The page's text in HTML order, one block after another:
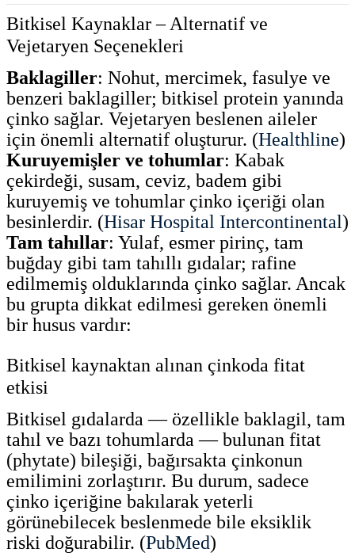
Bitkisel Kaynaklar – Alternatif ve
Vejetaryen Seçenekleri
Baklagiller: Nohut, mercimek, fasulye ve
benzeri baklagiller; bitkisel protein yanında
çinko sağlar. Vejetaryen beslenen aileler
için önemli alternatif oluşturur. (Healthline)
Kuruyemişler ve tohumlar: Kabak
çekirdeği, susam, ceviz, badem gibi
kuruyemiş ve tohumlar çinko içeriği olan
besinlerdir. (Hisar Hospital Intercontinental)
Tam tahıllar: Yulaf, esmer pirinç, tam
buğday gibi tam tahıllı gıdalar; rafine
edilmemiş olduklarında çinko sağlar. Ancak
bu grupta dikkat edilmesi gereken önemli
bir husus vardır:
Bitkisel kaynaktan alınan çinkoda fitat
etkisi
Bitkisel gıdalarda — özellikle baklagil, tam
tahıl ve bazı tohumlarda — bulunan fitat
(phytate) bileşiği, bağırsakta çinkonun
emilimini zorlaştırır. Bu durum, sadece
çinko içeriğine bakılarak yeterli
görünebilecek beslenmede bile eksiklik
riski doğurabilir. (PubMed)